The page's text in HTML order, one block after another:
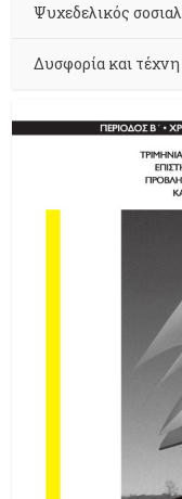
Ψυχεδελικός
Δυσφορία και τέχνη